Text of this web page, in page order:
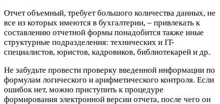
Отчет объемный, требует большого количества данных, не
все из которых имеются в бухгалтерии, – привлекать к
составлению отчетной формы понадобится также иные
структурные подразделения: технических и IT-
специалистов, юристов, кадровиков, библиотекарей и др.
Не забудьте провести проверку введенной информации по
формулам логического и арифметического контроля. Если
ошибок нет, можно приступить к процедуре
формирования электронной версии отчета, после чего он